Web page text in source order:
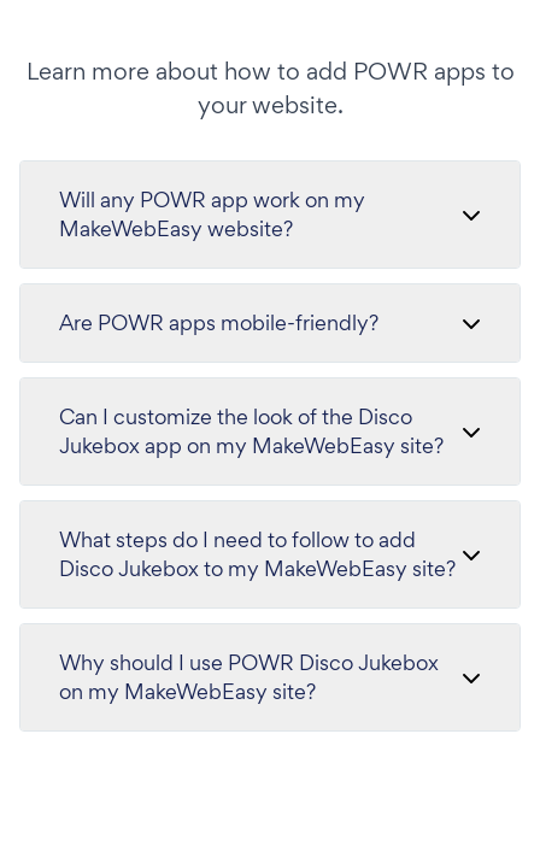
Learn more about how to add POWR apps to
your website.
Will any POWR app work on my
MakeWebEasy website?
Are POWR apps mobile-friendly?
Can I customize the look of the Disco
Jukebox app on my MakeWebEasy site?
What steps do I need to follow to add
Disco Jukebox to my MakeWebEasy site?
Why should I use POWR Disco Jukebox
on my MakeWebEasy site?